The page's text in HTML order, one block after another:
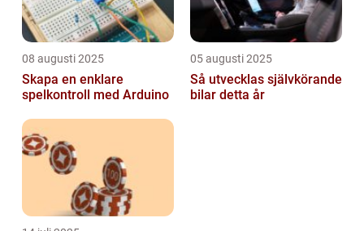
08 augusti 2025
Skapa en enklare
spelkontroll med Arduino
05 augusti 2025
Så utvecklas självkörande
bilar detta år